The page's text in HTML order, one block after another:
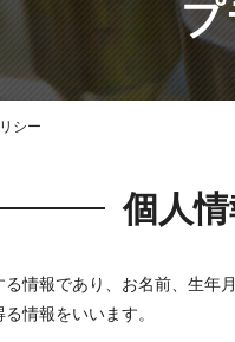
プ
シー
個人
情報であり、お名前、生年
情報をいいます。